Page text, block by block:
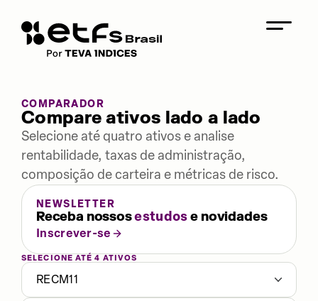
COMPARADOR
Compare ativos lado a lado
Selecione até quatro ativos e analise
rentabilidade, taxas de administração,
composição de carteira e métricas de risco.
NEWSLETTER
Receba nossosestudose novidades
Inscrever-se
SELECIONE ATÉ 4 ATIVOS
RECM11